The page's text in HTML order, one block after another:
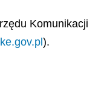
Komunikacji
).